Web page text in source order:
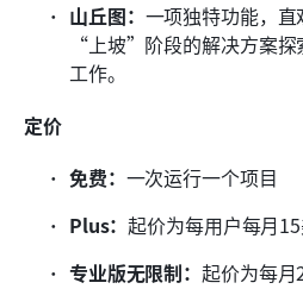
山丘图： 一项独特功能，
“上坡”阶段的解决方案
工作。
定价
免费： 一次运行一个项目
Plus：起价为每用户每月
专业版无限制：起价为每月